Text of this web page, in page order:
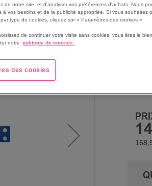
de notre site, et d'analyser vos préférences d'achats. Nous
à vos besoins et de la publicité appropriée. Si vous souhaitez
type de cookies, cliquez sur « Paramètres des cookies ».
de continuer votre visite sans cookies, vous êtes le
notre politique de cookies.
des cookies